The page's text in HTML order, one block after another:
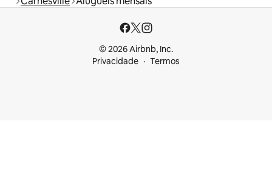
© 2026 Airbnb, Inc.
Privacidade
Termos